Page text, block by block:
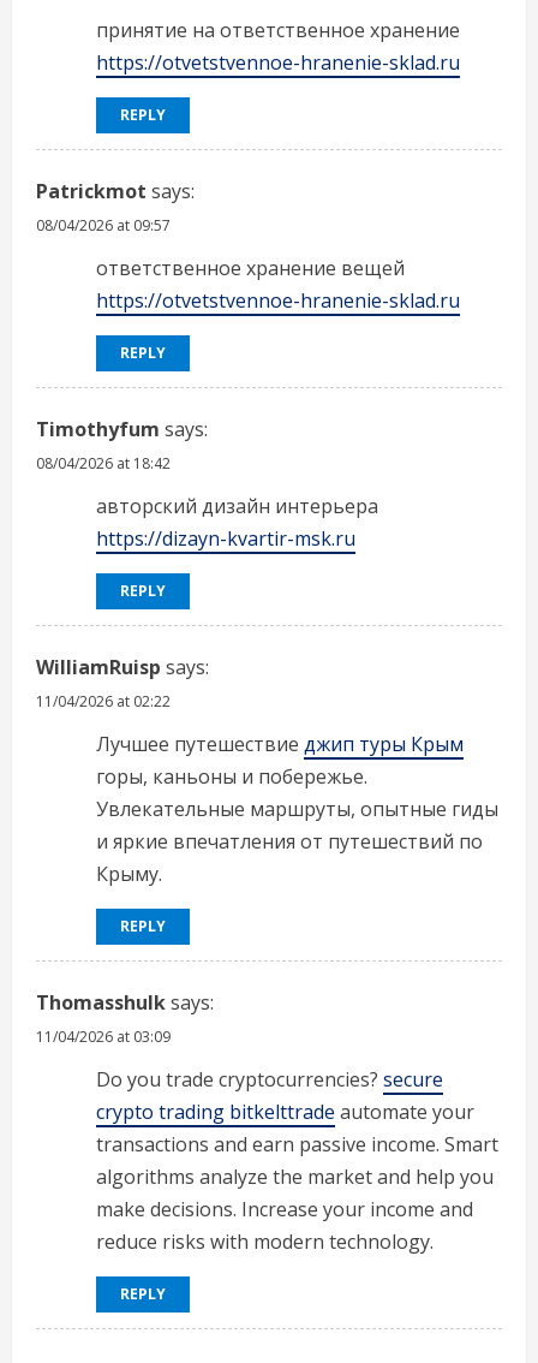
принятие на ответственное хранение
https://otvetstvennoe-hranenie-sklad.ru
REPLY
Patrickmot says:
08/04/2026 at 09:57
ответственное хранение вещей
https://otvetstvennoe-hranenie-sklad.ru
REPLY
Timothyfum says:
08/04/2026 at 18:42
авторский дизайн интерьера
https://dizayn-kvartir-msk.ru
REPLY
WilliamRuisp says:
11/04/2026 at 02:22
Лучшее путешествие джип туры Крым
горы, каньоны и побережье.
Увлекательные маршруты, опытные гиды
и яркие впечатления от путешествий по
Крыму.
REPLY
Thomasshulksays:
11/04/2026 at 03:09
Do you trade cryptocurrencies? secure
crypto trading bitkelttrade automate your
transactions and earn passive income. Smart
algorithms analyze the market and help you
make decisions. Increase your income and
reduce risks with modern technology.
REPLY